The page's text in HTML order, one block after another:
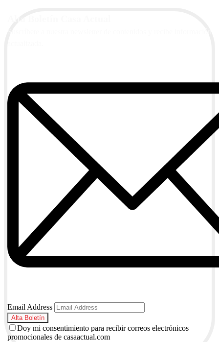
Email Address
Doy mi consentimiento para recibir correos electrónicos
promocionales de casaactual.com